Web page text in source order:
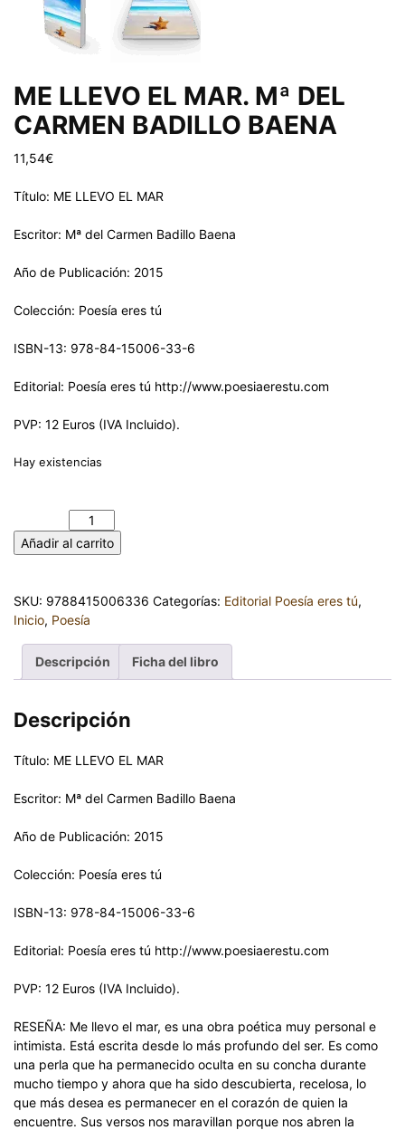
ME LLEVO EL MAR. Mª DEL
CARMEN BADILLO BAENA
11,54€
Título: ME LLEVO EL MAR
Escritor: Mª del Carmen Badillo Baena
Año de Publicación: 2015
Colección: Poesía eres tú
ISBN-13: 978-84-15006-33-6
Editorial: Poesía eres tú http://www.poesiaerestu.com
PVP: 12 Euros (IVA Incluido).
Hay existencias
Añadir al carrito
SKU: 9788415006336 Categorías: Editorial Poesía eres tú,
Inicio, Poesía
Descripción Ficha del libro
Descripción
Título: ME LLEVO EL MAR
Escritor: Mª del Carmen Badillo Baena
Año de Publicación: 2015
Colección: Poesía eres tú
ISBN-13: 978-84-15006-33-6
Editorial: Poesía eres tú http://www.poesiaerestu.com
PVP: 12 Euros (IVA Incluido).
RESEÑA: Me llevo el mar, es una obra poética muy personal e
intimista. Está escrita desde lo más profundo del ser. Es como
una perla que ha permanecido oculta en su concha durante
mucho tiempo y ahora que ha sido descubierta, recelosa, lo
que más desea es permanecer en el corazón de quien la
encuentre. Sus versos nos maravillan porque nos abren la